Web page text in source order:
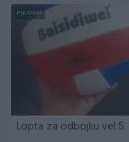
PIK SHOP
Lopta za odbojku vel 5